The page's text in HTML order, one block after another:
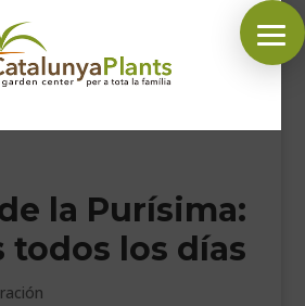
SÍGUENOS EN:
la Purísima:
todos los días